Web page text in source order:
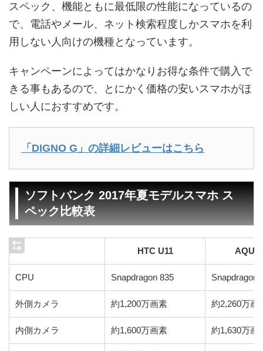
スペック、機能ともに最低限の性能になっているの
で、電話やメール、ネット検索程度しかスマホを利
用しない人向けの機種となっています。
キャンペーンによってはかなりお得な条件で購入で
きる事もあるので、とにかく価格の安いスマホがほ
しい人におすすめです。
「DIGNO G」の詳細レビューはこちら
ソフトバンク 2017年夏モデルスマホ ス
ペック比較表
HTC U11
CPU Snapdragon 835 Snapdragon
外側カメラ 約1,200万画素 約2,260万画
内側カメラ 約1,600万画素 約1,630万画